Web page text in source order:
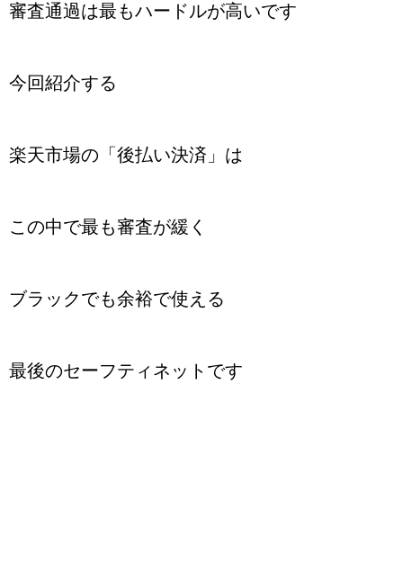
審査通過は最もハードルが高いです
今回紹介する
楽天市場の「後払い決済」は
この中で最も審査が緩く
ブラックでも余裕で使える
最後のセーフティネットです